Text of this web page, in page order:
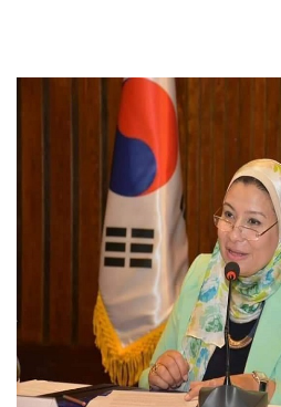
هيئة التدريس
الدراسات العليا